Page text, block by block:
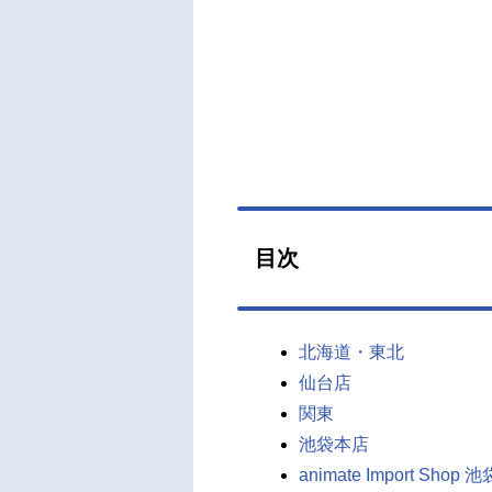
目次
北海道・東北
仙台店
関東
池袋本店
animate Import Shop 池